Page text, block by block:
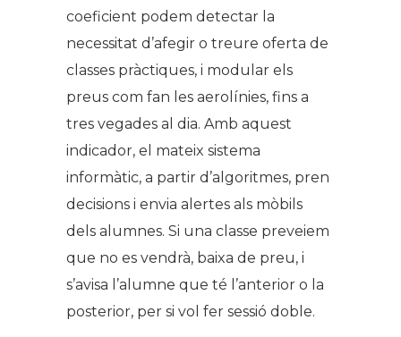
coeficient podem detectar la
necessitat d’afegir o treure oferta de
classes pràctiques, i modular els
preus com fan les aerolínies, fins a
tres vegades al dia. Amb aquest
indicador, el mateix sistema
informàtic, a partir d’algoritmes, pren
decisions i envia alertes als mòbils
dels alumnes. Si una classe preveiem
que no es vendrà, baixa de preu, i
s’avisa l’alumne que té l’anterior o la
posterior, per si vol fer sessió doble.